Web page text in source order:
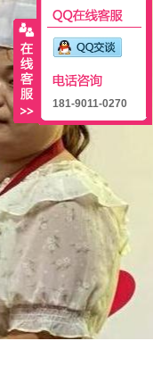
181-9011-0270